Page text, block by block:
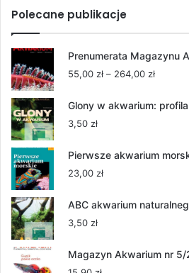
Polecane publikacje
Prenumerata Magazynu
55,00 zł – 264,00 złZakres
od
Glony w akwarium:
3,50 zł
Pierwsze akwarium
23,00 zł
ABC akwarium
3,50 zł
Magazyn Akwarium nr